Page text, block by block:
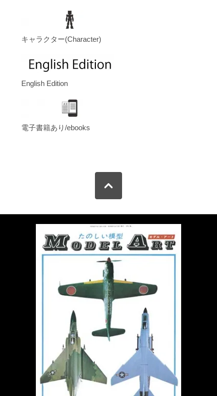
キャラクター(Character)
English Edition
電子書籍あり/ebooks